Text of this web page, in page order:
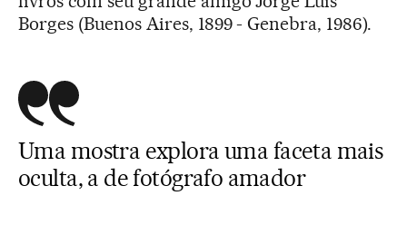
Borges (Buenos Aires, 1899 - Genebra, 1986).
Uma mostra explora uma faceta mais
oculta, a de fotógrafo amador